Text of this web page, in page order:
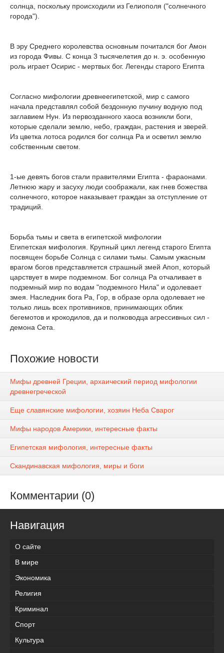
солнца, поскольку происходили из Гелиополя ("солнечного
города").
В эру Среднего королевства основным почитался бог Амон
из города Фивы. С конца 3 тысячелетия до н. э. особенную
роль играет Осирис - мертвых бог. Легенды старого Египта
Согласно мифологии древнеегипетской, мир с самого
начала представлял собой бездонную пучину водную под
заглавием Нун. Из первозданного хаоса возникли боги,
которые сделали землю, небо, граждан, растения и зверей.
Из цветка лотоса родился бог солнца Ра и осветил землю
собственным светом.
1-ые девять богов стали правителями Египта - фараонами.
Летнюю жару и засуху люди соображали, как гнев божества
солнечного, которое наказывает граждан за отступление от
традиций.
Борьба тьмы и света в египетской мифологии
Египетская мифология. Крупный цикл легенд старого Египта
посвящен борьбе Солнца с силами тьмы. Самым ужасным
врагом богов представляется страшный змей Апоп, который
царствует в мире подземном. Бог солнца Ра отчаливает в
подземный мир по водам "подземного Нила" и одолевает
змея. Наследник бога Ра, Гор, в образе орла одолевает не
только лишь всех противников, принимающих облик
бегемотов и крокодилов, да и полководца агрессивных сил -
демона Сета.
Похожие новости
Мифы древней Греции, архаический период мифологии
древнегреческой
Еще славянские мифологии, хозяин Неба Сварог
Мифы народов Америки, интересные факты
Египетская мифология, интересные факты
Скандинавская мифология, миры и боги
Комментарии (0)
Навигация
О сайте
В мире
Экономика
Религия
Криминал
Спорт
Культура